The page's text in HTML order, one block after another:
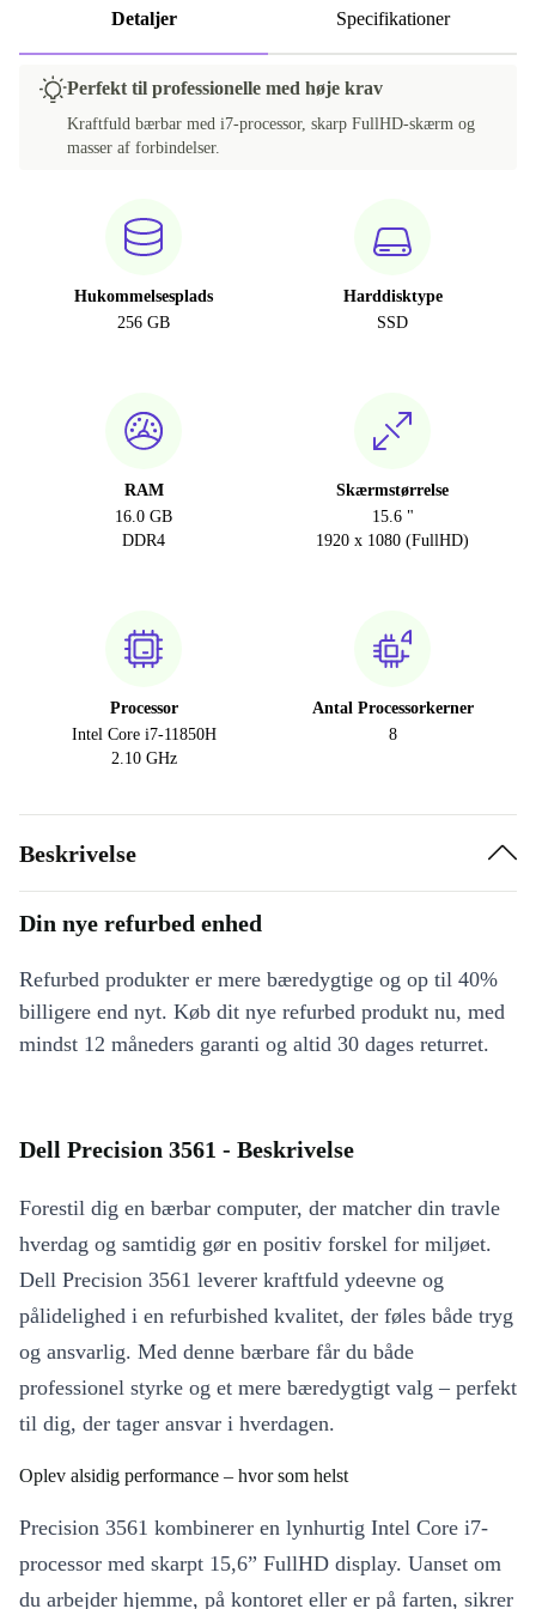
Detaljer Specifikationer
Perfekt til professionelle med høje krav
Kraftfuld bærbar med i7-processor, skarp FullHD-skærm og
masser af forbindelser.
Hukommelsesplads
256 GB
Harddisktype
SSD
RAM
16.0 GB
DDR4
Skærmstørrelse
15.6 "
1920 x 1080 (FullHD)
Processor
Intel Core i7-11850H
2.10 GHz
Antal Processorkerner
8
Beskrivelse
Din nye refurbed enhed
Refurbed produkter er mere bæredygtige og op til 40%
billigere end nyt. Køb dit nye refurbed produkt nu, med
mindst 12 måneders garanti og altid 30 dages returret.
Dell Precision 3561 - Beskrivelse
Forestil dig en bærbar computer, der matcher din travle
hverdag og samtidig gør en positiv forskel for miljøet.
Dell Precision 3561 leverer kraftfuld ydeevne og
pålidelighed i en refurbished kvalitet, der føles både tryg
og ansvarlig. Med denne bærbare får du både
professionel styrke og et mere bæredygtigt valg – perfekt
til dig, der tager ansvar i hverdagen.
Oplev alsidig performance – hvor som helst
Precision 3561 kombinerer en lynhurtig Intel Core i7-
processor med skarpt 15,6” FullHD display. Uanset om
du arbejder hjemme, på kontoret eller er på farten, sikrer